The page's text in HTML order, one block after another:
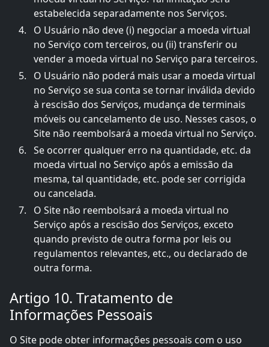
estabelecida separadamente nos Serviços.
O Usuário não deve (i) negociar a moeda virtual
no Serviço com terceiros, ou (ii) transferir ou
vender a moeda virtual no Serviço para terceiros.
O Usuário não poderá mais usar a moeda virtual
no Serviço se sua conta se tornar inválida devido
à rescisão dos Serviços, mudança de terminais
móveis ou cancelamento de uso. Nesses casos, o
Site não reembolsará a moeda virtual no Serviço.
Se ocorrer qualquer erro na quantidade, etc. da
moeda virtual no Serviço após a emissão da
mesma, tal quantidade, etc. pode ser corrigida
ou cancelada.
O Site não reembolsará a moeda virtual no
Serviço após a rescisão dos Serviços, exceto
quando previsto de outra forma por leis ou
regulamentos relevantes, etc., ou declarado de
outra forma.
Artigo 10. Tratamento de
Informações Pessoais
O Site pode obter informações pessoais com o uso